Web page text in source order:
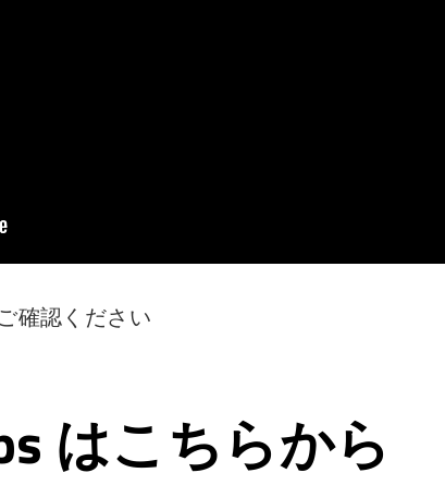
確認ください
はこちらから